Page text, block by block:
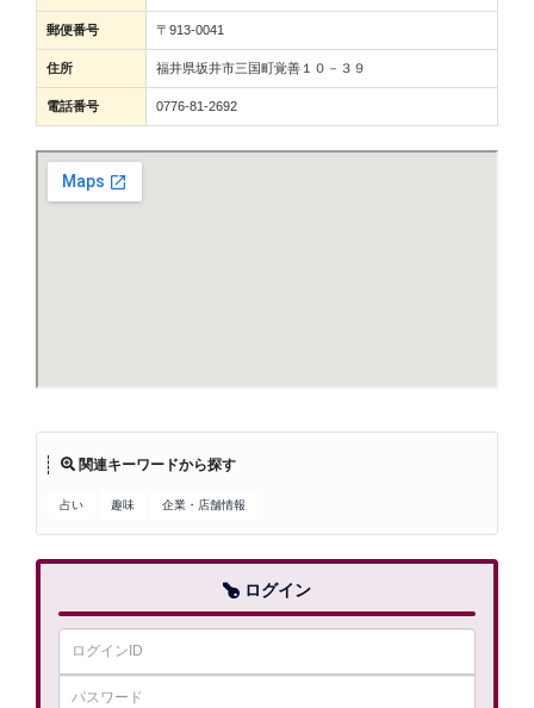
郵便番号 〒913-0041
住所 福井県坂井市三国町覚善１０－３９
電話番号 0776-81-2692
関連キーワードから探す
占い 趣味 企業・店舗情報
ログイン